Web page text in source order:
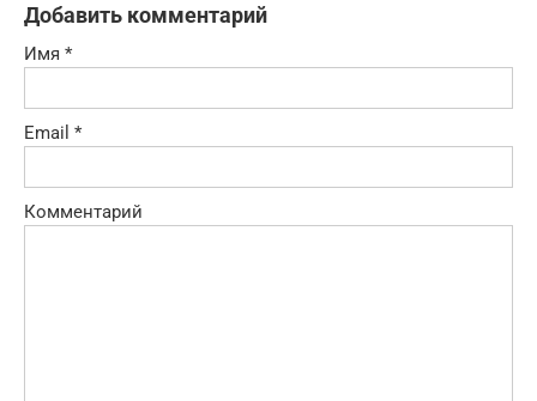
Добавить комментарий
Имя *
Email *
Комментарий